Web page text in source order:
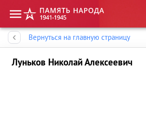
Вернуться на главную страницу
Луньков Николай Алексеевич
Память народа